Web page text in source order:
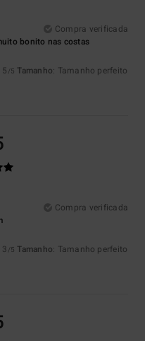
Compra verificada
bonito nas costas
5 /5 Tamanho: Tamanho perfeito
Compra verificada
3 /5 Tamanho: Tamanho perfeito